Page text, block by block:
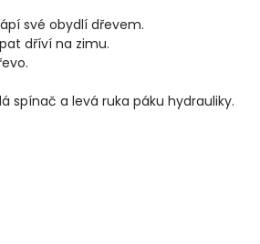
své obydlí dřevem.
dříví na zimu.
spínač a levá ruka páku hydrauliky.